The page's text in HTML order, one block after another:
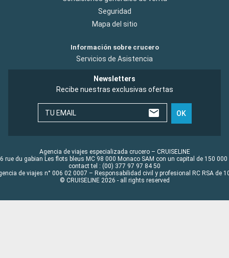
Seguridad
Mapa del sitio
Información sobre crucero
Servicios de Asistencia
Newsletters
Recibe nuestras exclusivas ofertas
TU EMAIL OK
Agencia de viajes especializada crucero – CRUISELINE
rue du gabian Les flots bleus MC 98 000 Monaco SAM con un capital de 150 000
contact tel : (00) 377 97 97 84 50
de viajes n° 006 02 0007 – Responsabilidad civil y profesional RC RSA de
© CRUISELINE 2026 - all rights reserved